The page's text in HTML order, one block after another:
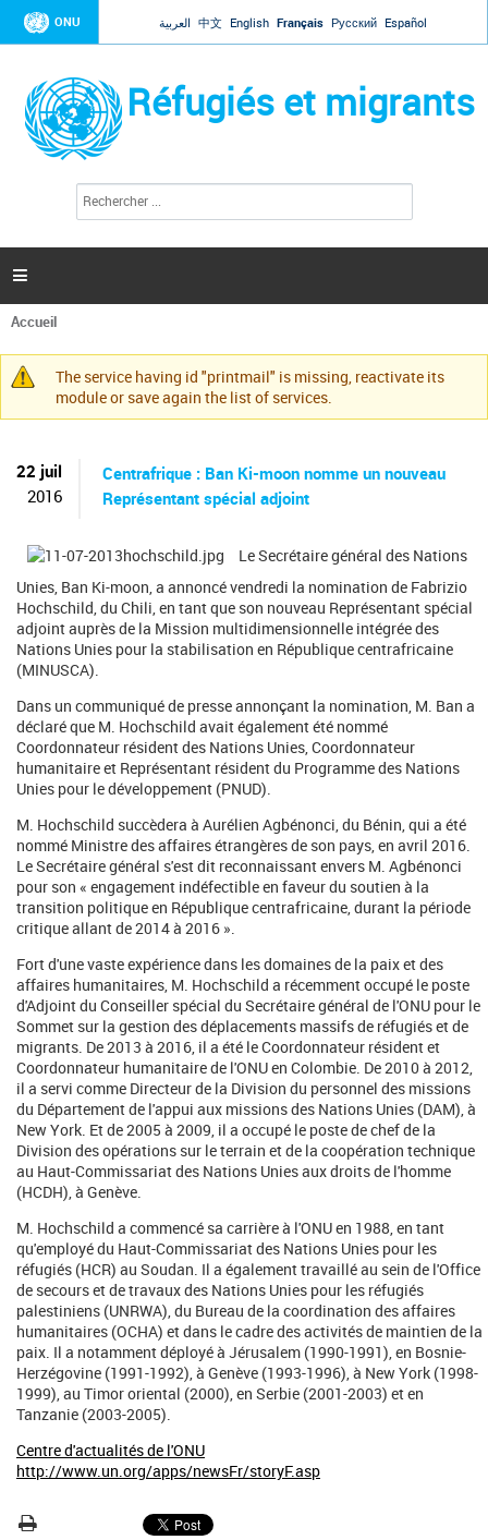
Jump to navigation
ONU العربية 中文 English Français Русский Español
Réfugiés et migrants
l
c
h

Vous
êtes
ici
Accueil
Message
d'avertissement
The service having id "printmail" is missing, reactivate its
module or save again the list of services.
22 juil
2016
Centrafrique : Ban Ki-moon nomme un nouveau
Représentant spécial adjoint
Le Secrétaire général des Nations
Unies, Ban Ki-moon, a annoncé vendredi la nomination de Fabrizio
Hochschild, du Chili, en tant que son nouveau Représentant spécial
adjoint auprès de la Mission multidimensionnelle intégrée des
Nations Unies pour la stabilisation en République centrafricaine
(MINUSCA).
Dans un communiqué de presse annonçant la nomination, M. Ban a
déclaré que M. Hochschild avait également été nommé
Coordonnateur résident des Nations Unies, Coordonnateur
humanitaire et Représentant résident du Programme des Nations
Unies pour le développement (PNUD).
M. Hochschild succèdera à Aurélien Agbénonci, du Bénin, qui a été
nommé Ministre des affaires étrangères de son pays, en avril 2016.
Le Secrétaire général s'est dit reconnaissant envers M. Agbénonci
pour son « engagement indéfectible en faveur du soutien à la
transition politique en République centrafricaine, durant la période
critique allant de 2014 à 2016 ».
Fort d'une vaste expérience dans les domaines de la paix et des
affaires humanitaires, M. Hochschild a récemment occupé le poste
d'Adjoint du Conseiller spécial du Secrétaire général de l'ONU pour le
Sommet sur la gestion des déplacements massifs de réfugiés et de
migrants. De 2013 à 2016, il a été le Coordonnateur résident et
Coordonnateur humanitaire de l'ONU en Colombie. De 2010 à 2012,
il a servi comme Directeur de la Division du personnel des missions
du Département de l'appui aux missions des Nations Unies (DAM), à
New York. Et de 2005 à 2009, il a occupé le poste de chef de la
Division des opérations sur le terrain et de la coopération technique
au Haut-Commissariat des Nations Unies aux droits de l'homme
(HCDH), à Genève.
M. Hochschild a commencé sa carrière à l'ONU en 1988, en tant
qu'employé du Haut-Commissariat des Nations Unies pour les
réfugiés (HCR) au Soudan. Il a également travaillé au sein de l'Office
de secours et de travaux des Nations Unies pour les réfugiés
palestiniens (UNRWA), du Bureau de la coordination des affaires
humanitaires (OCHA) et dans le cadre des activités de maintien de la
paix. Il a notamment déployé à Jérusalem (1990-1991), en Bosnie-
Herzégovine (1991-1992), à Genève (1993-1996), à New York (1998-
1999), au Timor oriental (2000), en Serbie (2001-2003) et en
Tanzanie (2003-2005).
Centre d'actualités de l'ONU
http://www.un.org/apps/newsFr/storyF.asp